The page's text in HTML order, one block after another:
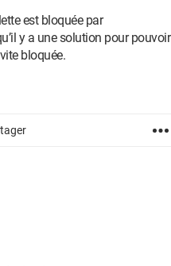
est bloquée par
y a une solution pour pouvoir
bloquée.